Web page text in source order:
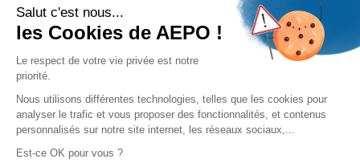
Licence Professionnelle des Métiers de
A l’écoute et doté de qualités
relationnelles, il possède des
connaissances oculaires et techniques.
Il maitrise la réfraction dans son intégralité et a des
notions sur les pathologies de l’œil
Il est consciencieux et sait utiliser les différents
instruments de mesure (RNM, OCT, Champ visuel,
Il sait réaliser une adaptation en lentilles de contact